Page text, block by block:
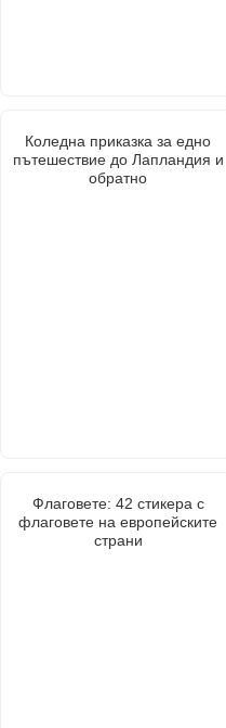
Коледна приказка за едно
пътешествие до Лапландия и
обратно
Флаговете: 42 стикера с
флаговете на европейските
страни